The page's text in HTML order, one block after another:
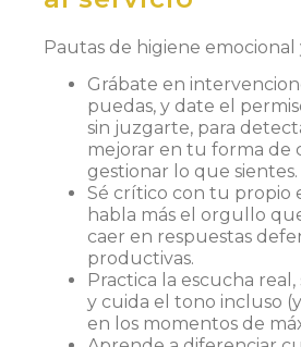
Pautas de higiene emocional
Grábate en
puedas, y date el
sin juzgarte, para
mejorar en tu forma de
gestionar lo que sientes.
Sé crítico con tu propio
habla más el orgullo
caer en respuestas
productivas.
Practica la escucha real
y cuida el tono incluso
en los momentos de